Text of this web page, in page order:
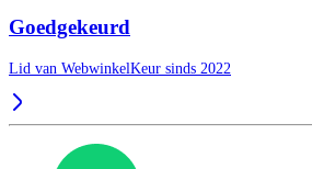
Goedgekeurd
Lid van WebwinkelKeur sinds 2022